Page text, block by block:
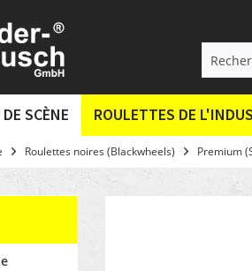
SCÈNE ROULETTES DE
Roulettes noires (Blackwheels) Premium